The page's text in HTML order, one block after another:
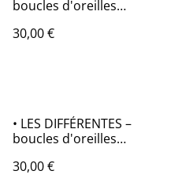
boucles d'oreilles
30,00 €
• LES DIFFÉRENTES –
boucles d'oreilles
30,00 €